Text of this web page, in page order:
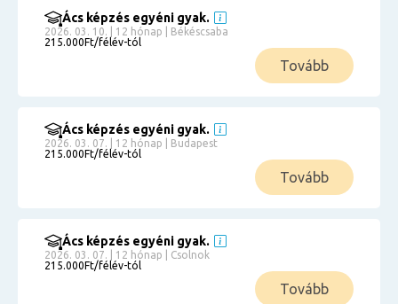
Ács képzés egyéni gyak.
2026. 03. 10. | 12 hónap | Békéscsaba
215.000Ft/félév-tól
Tovább
Ács képzés egyéni gyak.
2026. 03. 07. | 12 hónap | Budapest
215.000Ft/félév-tól
Tovább
Ács képzés egyéni gyak.
2026. 03. 07. | 12 hónap | Csolnok
215.000Ft/félév-tól
Tovább